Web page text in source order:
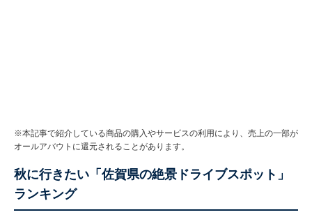
※本記事で紹介している商品の購入やサービスの利用により、売上の一部が
オールアバウトに還元されることがあります。
秋に行きたい「佐賀県の絶景ドライブスポット」
ランキング